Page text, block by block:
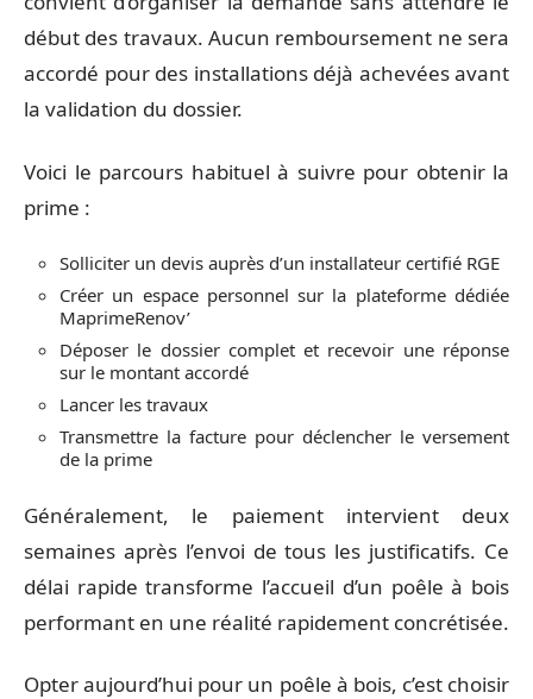
début des travaux. Aucun remboursement ne sera
accordé pour des installations déjà achevées avant
la validation du dossier.
Voici le parcours habituel à suivre pour obtenir la
prime :
Solliciter un devis auprès d’un installateur certifié RGE
Créer un espace personnel sur la plateforme dédiée
MaprimeRenov’
Déposer le dossier complet et recevoir une réponse
sur le montant accordé
Lancer les travaux
Transmettre la facture pour déclencher le versement
de la prime
Généralement, le paiement intervient deux
semaines après l’envoi de tous les justificatifs. Ce
délai rapide transforme l’accueil d’un poêle à bois
performant en une réalité rapidement concrétisée.
Opter aujourd’hui pour un poêle à bois, c’est choisir